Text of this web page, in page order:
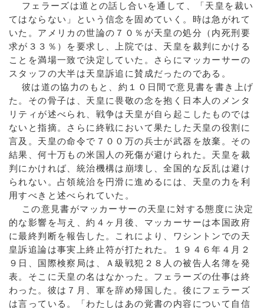
フェラーズは道との話し合いを通して、「天皇を裁い
てはならない」という信念を固めていく。時は急がれて
いた。アメリカの世論の７０％が天皇の処分（内死刑要
求が３３％）を要求し、上院では、天皇を裁判にかける
ことを満場一致で決定していた。さらにマッカーサーの
スタッフの大半は天皇訴追に賛成だったのである。
彼は道の協力のもと、約１０日間で意見書を書き上げ
た。その骨子は、天皇に畏敬の念を抱く日本人のメンタ
リティが述べられ、戦争は天皇が自ら起こしたものでは
ないと指摘。さらに終戦において果たした天皇の役割に
言及。天皇の命令で７００万の兵士が武器を放棄。その
結果、何十万もの米国人の死傷が避けられた。天皇を裁
判にかければ、統治機構は崩壊し、全国的な反乱は避け
られない。占領統治を円滑に進めるには、天皇の力を利
用すべきと述べられていた。
この意見書がマッカーサーの天皇に対する態度に決定
的な影響を与え、約４ヶ月後、マッカーサーは本国政府
に最終判断を報告した。これにより、ワシントンでの天
皇訴追論は事実上終止符が打たれた。１９４６年４月２
９日、国際検察局は、Ａ級戦犯２８人の被告人名簿を発
表。そこに天皇の名はなかった。フェラーズの仕事は終
わった。彼は７月、軍を辞め帰国した。後にフェラーズ
は言っている。「わたしはあの覚書の内容について自信